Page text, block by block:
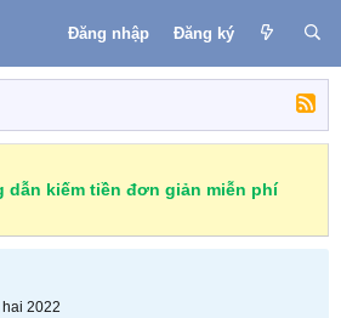
Đăng nhập Đăng ký
dẫn kiếm tiền đơn giản miễn phí
2022